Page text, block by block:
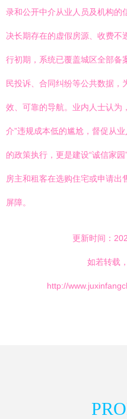
录和公开中介从业人员及机构的
决长期存在的虚假房源、收费不
行初期，系统已覆盖城区全部备
民投诉、合同纠纷等公共数据，
效、可靠的导航。业内人士认为
介”违规成本低的尴尬，督促从
的政策执行，更是建设“诚信家
房主和租客在选购住宅或申请出
屏障。
更新时间：
如若转载
http://